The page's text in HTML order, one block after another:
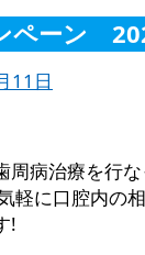
ペーン
11日
周病治療を行
軽に口腔内の
!